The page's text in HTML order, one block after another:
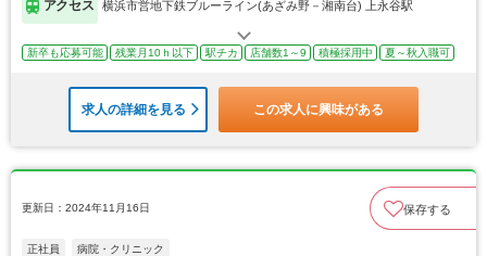
アクセス 横浜市営地下鉄ブルーライン(あざみ野－湘南台) 上永谷駅
新卒も応募可能 残業月10ｈ以下 駅チカ 店舗数1～9 積極採用中 夏～秋入職可
求人の詳細を見る この求人に興味がある
更新日：2024年11月16日 保存する
正社員 病院・クリニック